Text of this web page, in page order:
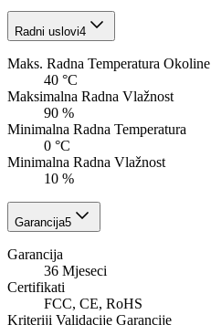
Radni uslovi4
Maks. Radna Temperatura Okoline
40 °C
Maksimalna Radna Vlažnost
90 %
Minimalna Radna Temperatura
0 °C
Minimalna Radna Vlažnost
10 %
Garancija5
Garancija
36 Mjeseci
Certifikati
FCC, CE, RoHS
Kriteriji Validacije Garancije